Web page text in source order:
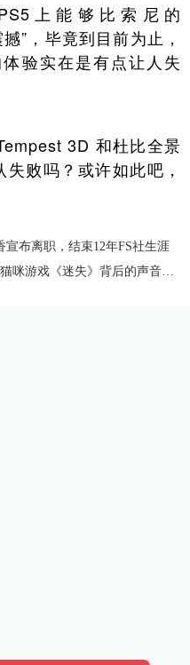
上能够比索尼的
”，毕竟到目前为止，
验实在是有点让人失
3D 和杜比全景
败吗？或许如此吧，
布离职，结束12年FS社生涯
下一篇：吸猫人必玩，大奖提名赛博猫咪游戏《迷失》背后的声音制作